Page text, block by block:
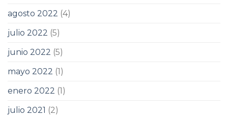
agosto 2022 (4)
julio 2022 (5)
junio 2022 (5)
mayo 2022 (1)
enero 2022 (1)
julio 2021 (2)